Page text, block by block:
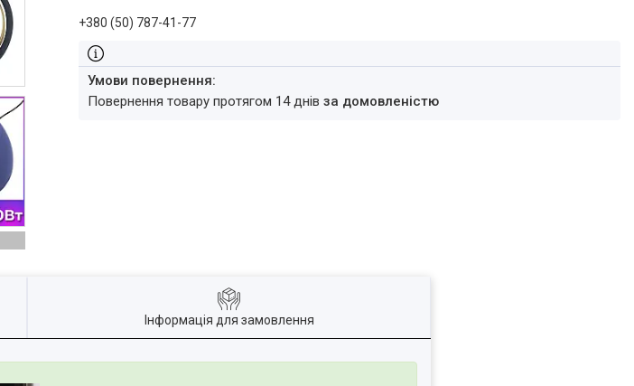
+380 (50) 787-41-77
повернення товару протягом 14 днівза домовленістю
Інформація для замовлення